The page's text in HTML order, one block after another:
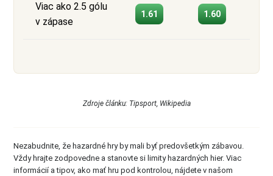
Viac ako 2.5 gólu
v zápase
1.61 1.60
Zdroje článku: Tipsport, Wikipedia
Nezabudnite, že hazardné hry by mali byť predovšetkým zábavou.
Vždy hrajte zodpovedne a stanovte si limity hazardných hier. Viac
informácií a tipov, ako mať hru pod kontrolou, nájdete v našom